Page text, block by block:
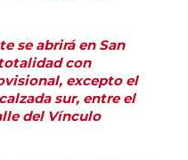
se abrirá en San
con
excepto el
sur, entre el
del Vínculo